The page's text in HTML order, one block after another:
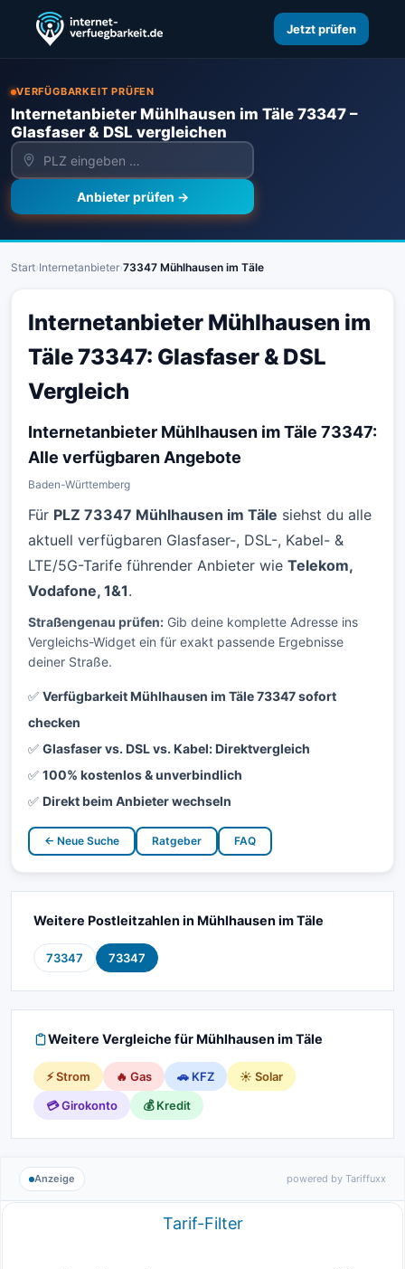
Jetzt prüfen
VERFÜGBARKEIT PRÜFEN
Internetanbieter Mühlhausen im Täle 73347 –
Glasfaser & DSL vergleichen
Anbieter prüfen →
Start›Internetanbieter›73347 Mühlhausen im Täle
Internetanbieter Mühlhausen im
Täle 73347: Glasfaser & DSL
Vergleich
Internetanbieter Mühlhausen im Täle 73347:
Alle verfügbaren Angebote
Baden-Württemberg
Für PLZ 73347 Mühlhausen im Täle siehst du alle
aktuell verfügbaren Glasfaser-, DSL-, Kabel- &
LTE/5G-Tarife führender Anbieter wie Telekom,
Vodafone, 1&1.
Straßengenau prüfen: Gib deine komplette Adresse ins
Vergleichs-Widget ein für exakt passende Ergebnisse
deiner Straße.
✅ Verfügbarkeit Mühlhausen im Täle 73347 sofort
checken
✅ Glasfaser vs. DSL vs. Kabel: Direktvergleich
✅ 100% kostenlos & unverbindlich
✅ Direkt beim Anbieter wechseln
← Neue Suche Ratgeber FAQ
Weitere Postleitzahlen in Mühlhausen im Täle
73347 73347
Weitere Vergleiche für Mühlhausen im Täle
⚡ Strom 🔥 Gas 🚗 KFZ
☀️ Solar
💳 Girokonto
💰 Kredit
Anzeige powered by Tariffuxx